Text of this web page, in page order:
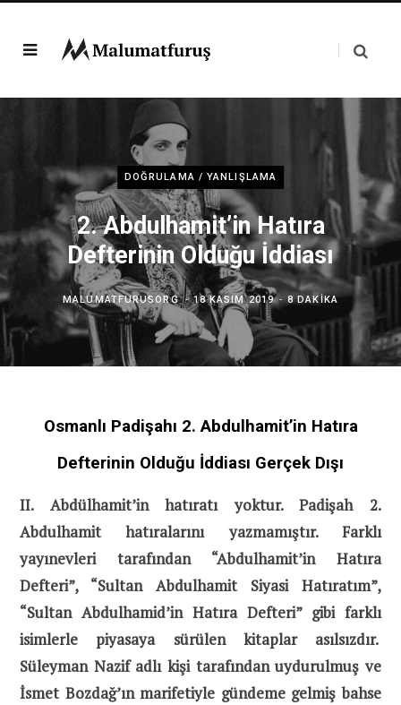
DOĞRULAMA / YANLIŞLAMA
2. Abdulhamit’in Hatıra
Defterinin Olduğu İddiası
MALUMATFURUSORG 18 KASIM 2019 8 DAKIKA
Osmanlı Padişahı 2. Abdulhamit’in Hatıra
Defterinin Olduğu İddiası Gerçek Dışı
II. Abdülhamit’in hatıratı yoktur. Padişah 2.
Abdulhamit hatıralarını yazmamıştır. Farklı
yayınevleri tarafından “Abdulhamit’in Hatıra
Defteri”, “Sultan Abdulhamit Siyasi Hatıratım”,
“Sultan Abdulhamid’in Hatıra Defteri” gibi farklı
isimlerle piyasaya sürülen kitaplar asılsızdır.
Süleyman Nazif adlı kişi tarafından uydurulmuş ve
İsmet Bozdağ’ın marifetiyle gündeme gelmiş bahse